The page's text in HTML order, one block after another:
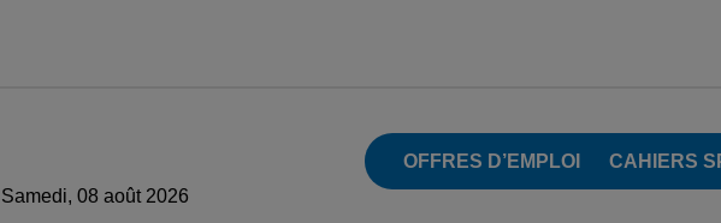
Samedi, 08 août 2026
OFFRES D’EMPLOI CAHIERS